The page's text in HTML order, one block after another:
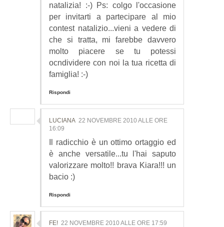
natalizia! :-) Ps: colgo l'occasione
per invitarti a partecipare al mio
contest natalizio...vieni a vedere di
che si tratta, mi farebbe davvero
molto piacere se tu potessi
ocndividere con noi la tua ricetta di
famiglia! :-)
Rispondi
LUCIANA 22 NOVEMBRE 2010 ALLE ORE
16:09
Il radicchio è un ottimo ortaggio ed
è anche versatile...tu l'hai saputo
valorizzare molto!! brava Kiara!!! un
bacio :)
Rispondi
FE! 22 NOVEMBRE 2010 ALLE ORE 17:59